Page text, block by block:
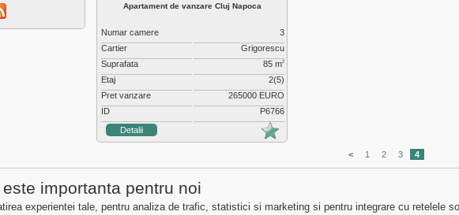
Apartament de vanzare Cluj Napoca
Numar camere
3
Cartier
Grigorescu
Suprafata
85 m2
Etaj
2(5)
Pret vanzare
265000 EURO
ID
P6766
Detalii
< 1 2 3 4
Inchirieri proprietati Cluj
importanta pentru noi
experientei tale, pentru analiza de trafic, statistici si marketing si pentru integrare cu retelele